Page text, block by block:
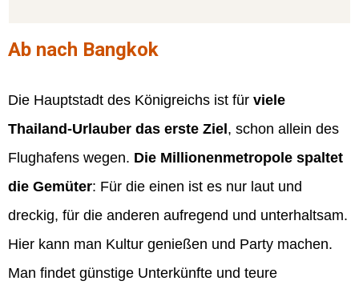
Ab nach Bangkok
Die Hauptstadt des Königreichs ist für viele
Thailand-Urlauber das erste Ziel , schon allein des
Flughafens wegen. Die Millionenmetropole spaltet
die Gemüter: Für die einen ist es nur laut und
dreckig, für die anderen aufregend und unterhaltsam.
Hier kann man Kultur genießen und Party machen.
Man findet günstige Unterkünfte und teure